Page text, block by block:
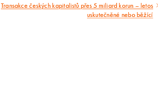
Následující
Transakce českých kapitalistů přes 5 miliard korun – letos
uskutečněné nebo běžící